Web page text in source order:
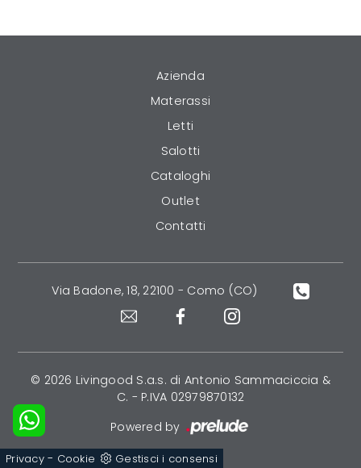
Azienda
Materassi
Letti
Salotti
Cataloghi
Outlet
Contatti
Via Badone, 18, 22100 - Como (CO)
© 2026 Livingood S.a.s. di Antonio Sammaciccia &
C. - P.IVA 02979870132
Powered by
Privacy- Cookie Gestisci i consensi